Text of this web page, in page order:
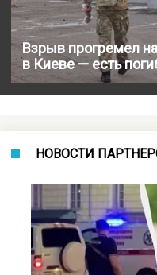
Взрыв прогремел
в Киеве — есть
НОВОСТИ